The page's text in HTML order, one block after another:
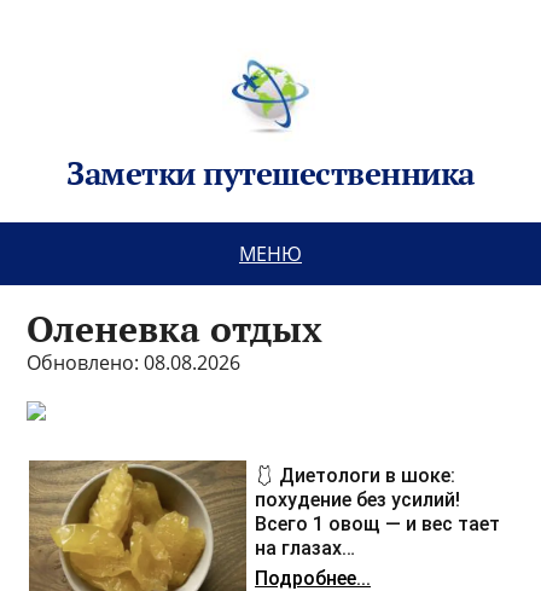
Заметки путешественника
МЕНЮ
Оленевка отдых
Обновлено: 08.08.2026
🩱 Диетологи в шоке:
похудение без усилий!
Всего 1 овощ — и вес тает
на глазах…
Подробнее...